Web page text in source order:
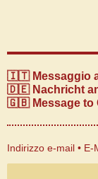
🇮🇹 Messaggio
🇩🇪 Nachricht
🇬🇧 Message to
Indirizzo e-mail •